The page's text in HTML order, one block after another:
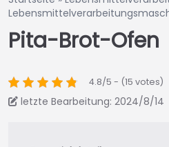
Pita-Brot-Ofen
4.8/5 - (15 votes)
letzte Bearbeitung: 2024/8/14